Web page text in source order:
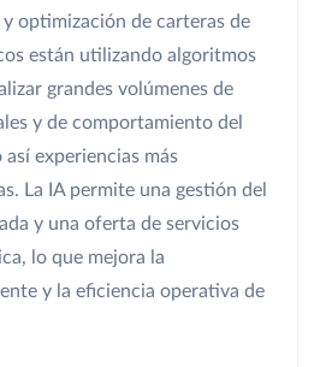
optimización de carteras de
están utilizando algoritmos
grandes volúmenes de
y de comportamiento del
experiencias más
La IA permite una gestión del
y una oferta de servicios
lo que mejora la
y la eficiencia operativa de